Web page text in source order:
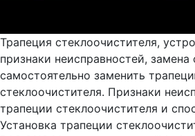
Трапеция стеклоочистителя,
признаки неисправностей,
самостоятельно заменить
стеклоочистителя. Признаки
трапеции стеклоочистителя и
Установка трапеции